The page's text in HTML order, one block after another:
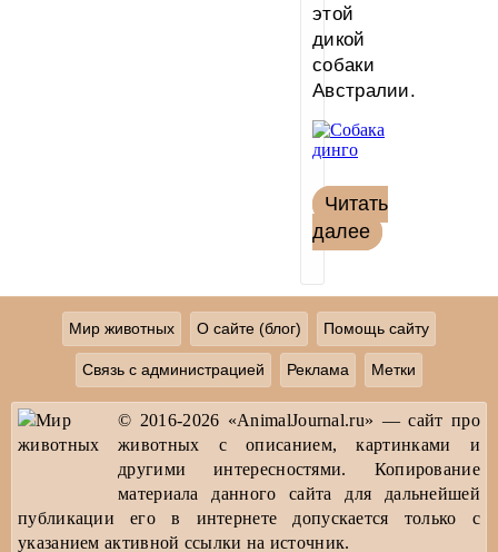
этой
дикой
собаки
Австралии.
Читать
далее
Мир животных О сайте (блог) Помощь сайту
Связь с администрацией Реклама Метки
© 2016-2026 «AnimalJournal.ru» — сайт про
животных с описанием, картинками и
другими интересностями. Копирование
материала данного сайта для дальнейшей
публикации его в интернете допускается только с
указанием активной ссылки на источник.